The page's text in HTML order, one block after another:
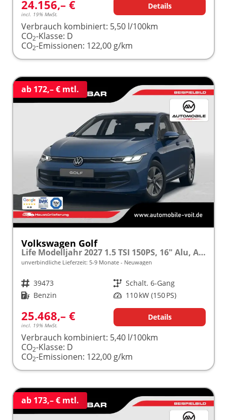
24.156,– €
incl. 19% MwSt.
Details
Verbrauch kombiniert: 5,50 l/100km
CO2-Klasse: D
CO2-Emissionen: 122,00 g/km
ab 172,– € mtl.
Volkswagen Golf
Life Modelljahr 2027 1.5 TSI 150PS, 16" Alu, ACC, Sicht-Paket, Digital Cockpit Pro, App-Connect, PDC, Reserverad
unverbindliche Lieferzeit: 5-9 Monate Neuwagen
Fahrzeugnr. 39473 Getriebe Schalt. 6-Gang
Kraftstoff Benzin Leistung 110 kW (150 PS)
25.468,– €
incl. 19% MwSt.
Details
Verbrauch kombiniert: 5,40 l/100km
CO2-Klasse: D
CO2-Emissionen: 122,00 g/km
ab 173,– € mtl.